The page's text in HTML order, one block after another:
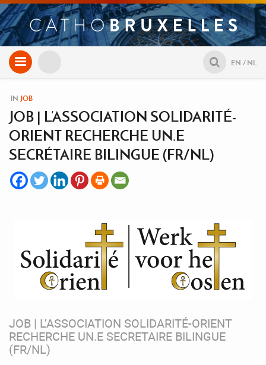
Aller
au
NL
EN
IN JOB
JOB | L’ASSOCIATION SOLIDARITÉ-
ORIENT RECHERCHE UN.E
SECRÉTAIRE BILINGUE (FR/NL)
JOB | L’ASSOCIATION SOLIDARITÉ-ORIENT
RECHERCHE UN.E SECRETAIRE BILINGUE
(FR/NL)